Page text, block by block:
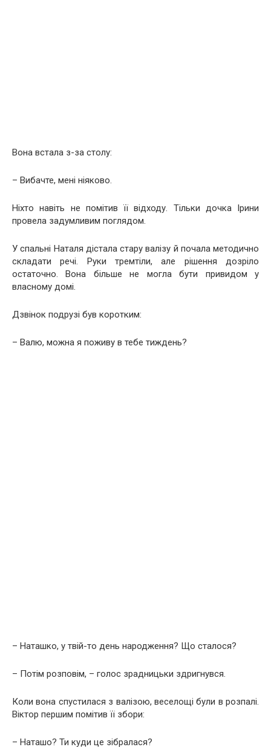
Вона встала з-за столу:
– Вибачте, мені ніяково.
Ніхто навіть не помітив її відходу. Тільки дочка Ірини
провела задумливим поглядом.
У спальні Наталя дістала стару валізу й почала методично
складати речі. Руки тремтіли, але рішення дозріло
остаточно. Вона більше не могла бути привидом у
власному домі.
Дзвінок подрузі був коротким:
– Валю, можна я поживу в тебе тиждень?
– Наташко, у твій-то день народження? Що сталося?
– Потім розповім, – голос зрадницьки здригнувся.
Коли вона спустилася з валізою, веселощі були в розпалі.
Віктор першим помітив її збори:
– Наташо? Ти куди це зібралася?